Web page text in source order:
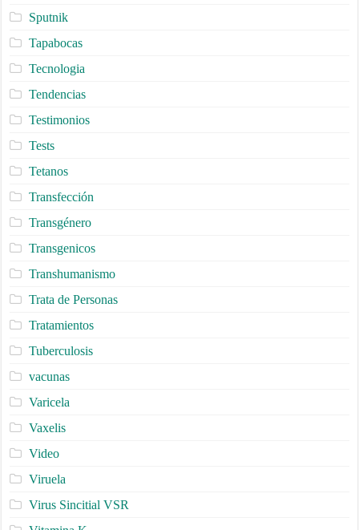
Sputnik
Tapabocas
Tecnologia
Tendencias
Testimonios
Tests
Tetanos
Transfección
Transgénero
Transgenicos
Transhumanismo
Trata de Personas
Tratamientos
Tuberculosis
vacunas
Varicela
Vaxelis
Video
Viruela
Virus Sincitial VSR